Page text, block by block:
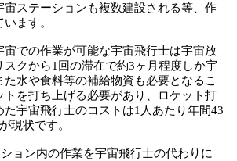
宙ステーションも複数建設される等、作
ます。
宙での作業が可能な宇宙飛行士は宇宙放
スクから1回の滞在で約3ヶ月程度しか宇
水や食料等の補給物資も必要となるこ
トを打ち上げる必要があり、ロケット打
た宇宙飛行士のコストは1人あたり年間43
現状です。
ョン内の作業を宇宙飛行士の代わりに